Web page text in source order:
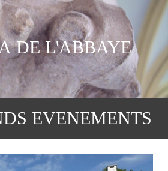
DE L'ABBAYE
EVENEMENTS